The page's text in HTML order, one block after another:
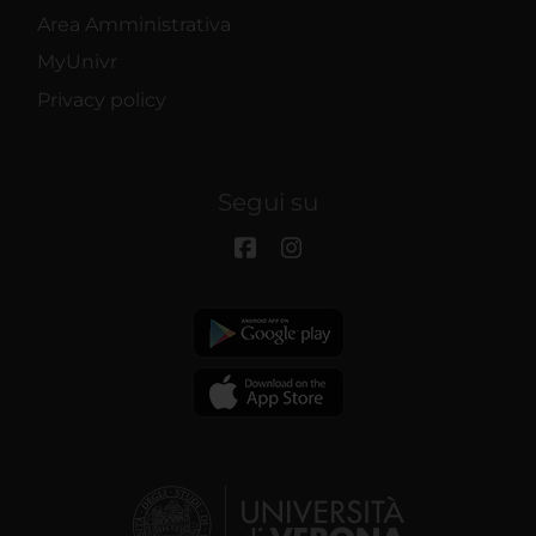
Area Amministrativa
MyUnivr
Privacy policy
Segui su